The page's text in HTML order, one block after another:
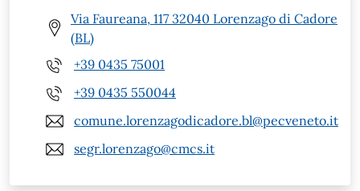
Via Faureana, 117 32040 Lorenzago di Cadore
(BL)
+39 0435 75001
+39 0435 550044
comune.lorenzagodicadore.bl@pecveneto.it
segr.lorenzago@cmcs.it